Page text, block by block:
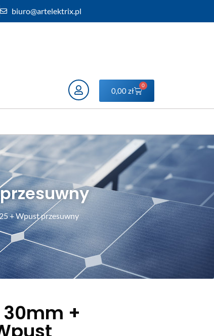
biuro@artelektrix.pl
0,00zł
0
+ Wpust przesuwny
+